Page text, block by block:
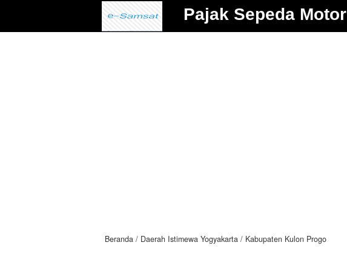
Pajak Sepeda Motor
Beranda Daerah Istimewa Yogyakarta Kabupaten Kulon Progo